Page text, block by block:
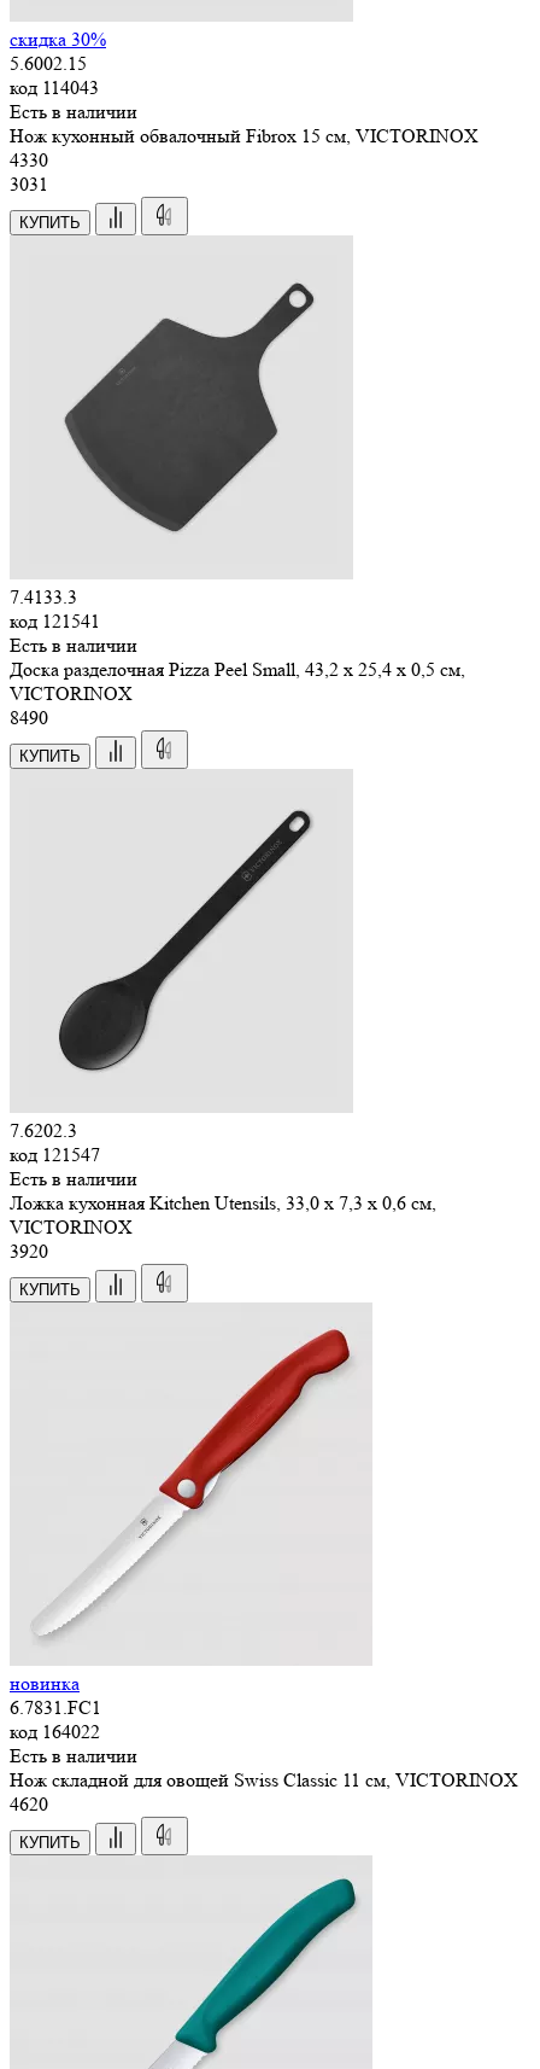
скидка 30%
5.6002.15
код 114043
Есть в наличии
Нож кухонный обвалочный Fibrox 15 см, VICTORINOX
4330
3031
КУПИТЬ
7.4133.3
код 121541
Есть в наличии
Доска разделочная Pizza Peel Small, 43,2 х 25,4 х 0,5 см,
VICTORINOX
8490
КУПИТЬ
7.6202.3
код 121547
Есть в наличии
Ложка кухонная Kitchen Utensils, 33,0 х 7,3 х 0,6 см,
VICTORINOX
3920
КУПИТЬ
новинка
6.7831.FC1
код 164022
Есть в наличии
Нож складной для овощей Swiss Classic 11 см, VICTORINOX
4620
КУПИТЬ